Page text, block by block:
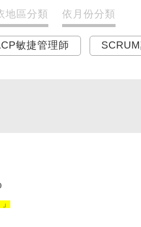
地區分類 依月份分類
敏捷管理師